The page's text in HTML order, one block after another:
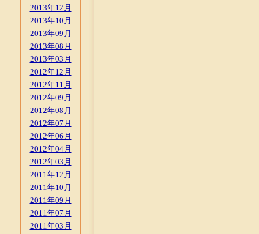
2013年12月
2013年10月
2013年09月
2013年08月
2013年03月
2012年12月
2012年11月
2012年09月
2012年08月
2012年07月
2012年06月
2012年04月
2012年03月
2011年12月
2011年10月
2011年09月
2011年07月
2011年03月